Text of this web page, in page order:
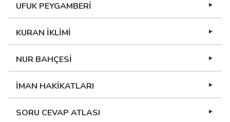
UFUK PEYGAMBERİ
KURAN İKLİMİ
NUR BAHÇESİ
İMAN HAKİKATLARI
SORU CEVAP ATLASI